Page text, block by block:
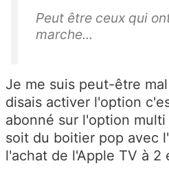
Peut être ceux qui
marche...
Je me suis peut-être
disais activer l'option
abonné sur l'option
soit du boitier pop avec
l'achat de l'Apple TV à 2